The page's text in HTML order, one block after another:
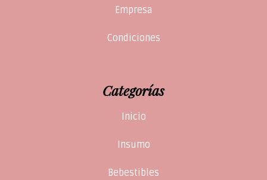
Empresa
Condiciones
Categorías
Inicio
Insumo
Bebestibles